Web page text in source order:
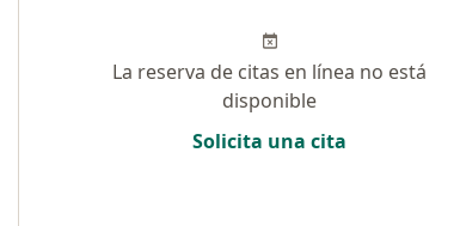
La reserva de citas en línea no está
disponible
Solicita una cita